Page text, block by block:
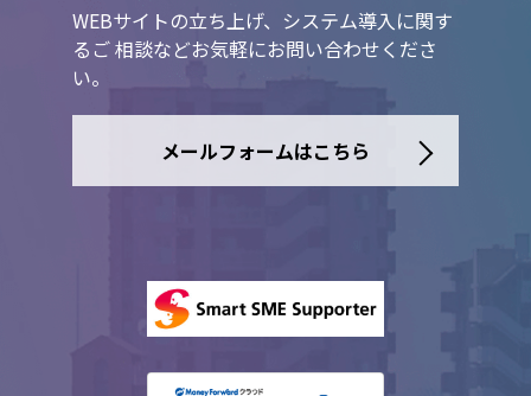
WEBサイトの立ち上げ、システム導入に関す
るご 相談などお気軽にお問い合わせくださ
い。
メールフォームはこちら